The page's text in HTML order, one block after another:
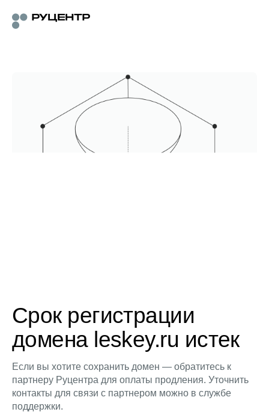
Срок регистрации
домена leskey.ru истек
Если вы хотите сохранить домен — обратитесь к
партнеру Руцентра для оплаты продления. Уточнить
контакты для связи с партнером можно в службе
поддержки.